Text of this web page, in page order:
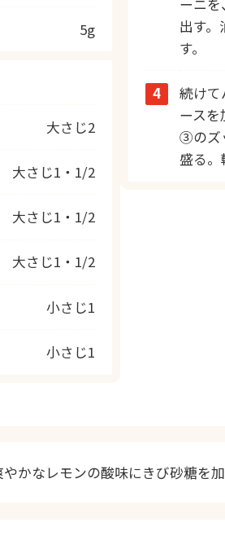
5g
大さじ2
大さじ1・1/2
大さじ1・1/2
大さじ1・1/2
小さじ1
小さじ1
出す
す。
4
続け
ースを
③のズ
盛る。
かなレモンの酸味にきび砂糖を